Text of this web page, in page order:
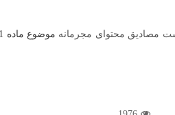
مصادیق محتوای مجرمانه موضوع ماده 21 قانون جرایم رایانه ای) و ابلاغ این دبیرخانه ، در تاریخ 1400/08/11